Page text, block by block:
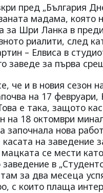
пред „България
мадама, която
за Шри Ланка в
риалити, след
– Елвиса в
заведе за първа
че и в новия сезон
на 17
е така, защото
на 18 октомври
започнала нова
на заведение
се мести
заведение в
за два месеца
с които плаща